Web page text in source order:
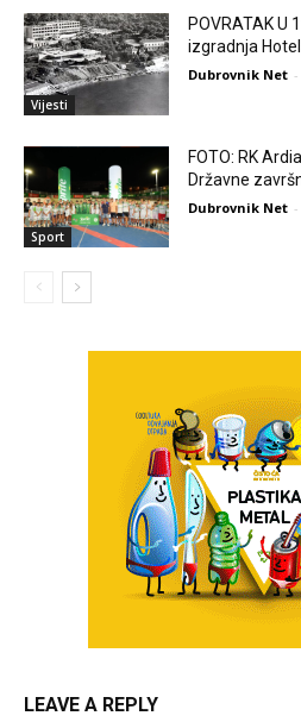
Vijesti
POVRATAK U
izgradnja
Dubrovnik Net -
Sport
FOTO: RK
Državne
Dubrovnik Net -
LEAVE A REPLY